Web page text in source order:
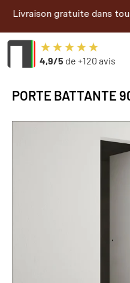
gratuite dans toute la
4,9/5 de +120 avis
PORTE BATTANTE